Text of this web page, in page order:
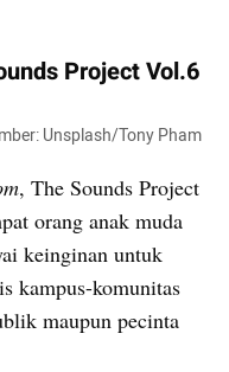
Project Vol.6
Unsplash/Tony Pham
, The Sounds Project
orang anak muda
keinginan untuk
kampus-komunitas
maupun pecinta